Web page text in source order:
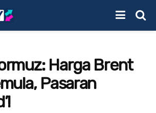
Harga Brent
Pasaran